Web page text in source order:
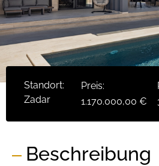
Standort:
Zadar
Preis:
1.170.000,00 €
Beschreibung